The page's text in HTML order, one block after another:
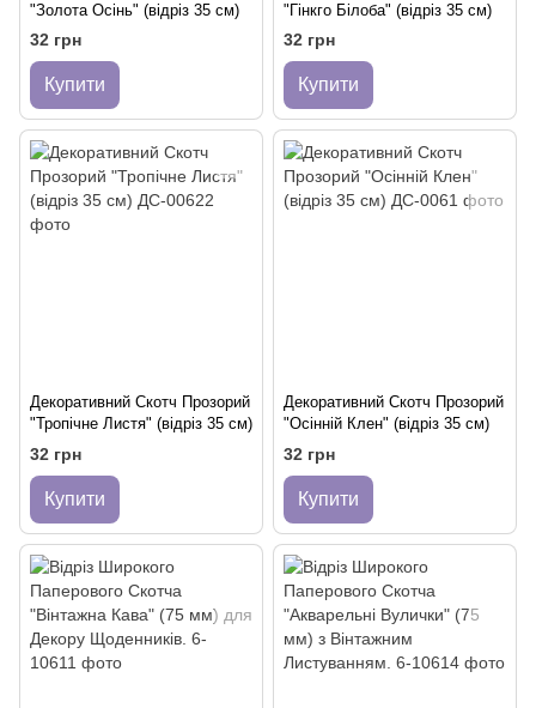
"Золота Осінь" (відріз 35 см)
32 грн
Купити
"Гінкго Білоба" (відріз 35 см)
32 грн
Купити
Декоративний Скотч Прозорий
"Тропічне Листя" (відріз 35 см)
32 грн
Купити
Декоративний Скотч Прозорий
"Осінній Клен" (відріз 35 см)
32 грн
Купити